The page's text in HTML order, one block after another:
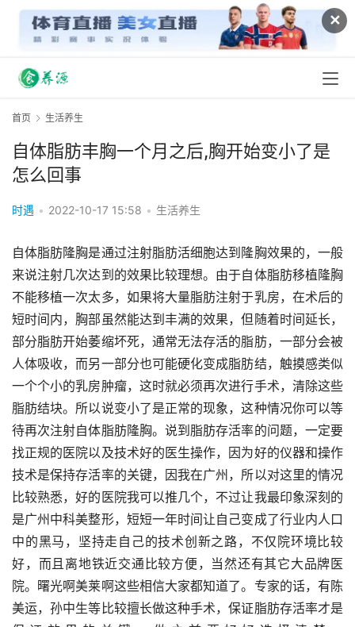
✕
首页 生活养生
自体脂肪丰胸一个月之后,胸开始变小了是
怎么回事
时遇 • 2022-10-17 15:58 • 生活养生
自体脂肪隆胸是通过注射脂肪活细胞达到隆胸效果的，一般
来说注射几次达到的效果比较理想。由于自体脂肪移植隆胸
不能移植一次太多，如果将大量脂肪注射于乳房，在术后的
短时间内，胸部虽然能达到丰满的效果，但随着时间延长，
部分脂肪开始萎缩坏死，通常无法存活的脂肪，一部分会被
人体吸收，而另一部分也可能硬化变成脂肪结，触摸感类似
一个个小的乳房肿瘤，这时就必须再次进行手术，清除这些
脂肪结块。所以说变小了是正常的现象，这种情况你可以等
待再次注射自体脂肪隆胸。说到脂肪存活率的问题，一定要
找正规的医院以及技术好的医生操作，因为好的仪器和操作
技术是保持存活率的关键，因我在广州，所以对这里的情况
比较熟悉，好的医院我可以推几个，不过让我最印象深刻的
是广州中科美整形，短短一年时间让自己变成了行业内人口
中的黑马，坚持走自己的技术创新之路，不仅院环境比较
好，而且离地铁近交通比较方便，当然还有其它大品牌医
院。曙光啊美莱啊这些相信大家都知道了。专家的话，有陈
美运，孙中生等比较擅长做这种手术，保证脂肪存活率才是